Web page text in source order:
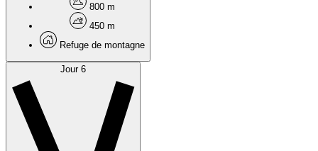
800 m
450 m
Refuge de montagne
Jour 6